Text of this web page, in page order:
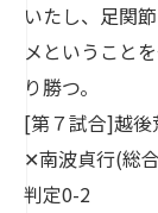
いたし、足関
メということ
り勝つ。
[第７試合]越後
✕南波貞行(総
判定0-2